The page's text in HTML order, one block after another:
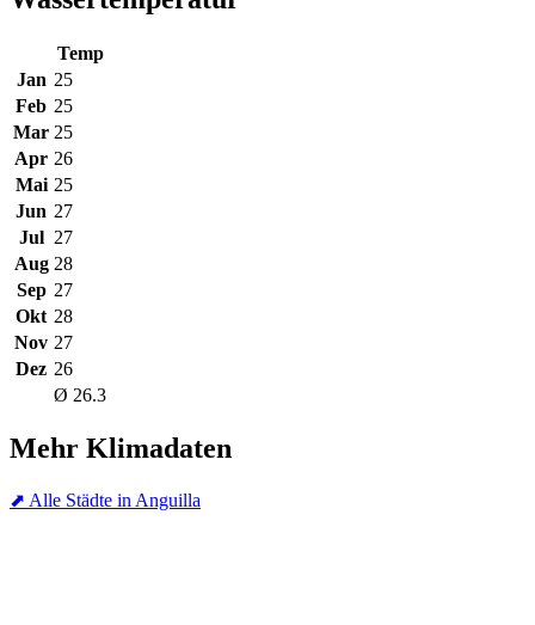
Temp
Jan 25
Feb 25
Mar 25
Apr 26
Mai 25
Jun 27
Jul 27
Aug 28
Sep 27
Okt 28
Nov 27
Dez 26
Ø 26.3
Mehr Klimadaten
⬈ Alle Städte in Anguilla